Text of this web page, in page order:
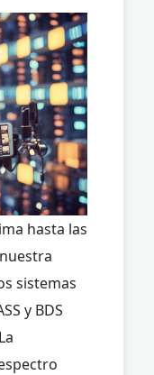
hasta las
sistemas
y BDS